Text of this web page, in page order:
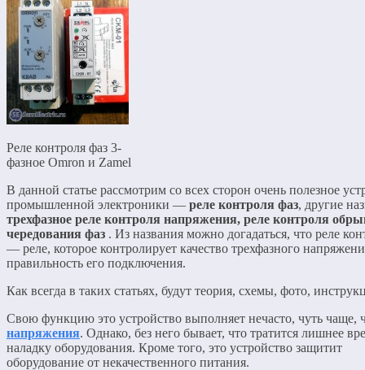
Реле контроля фаз 3-
фазное Omron и Zamel
В данной статье рассмотрим со всех сторон очень полезное
промышленной электроники — реле контроля фаз, другие
трехфазное реле контроля напряжения, реле контроля
чередования фаз . Из названия можно догадаться, что реле
— реле, которое контролирует качество трехфазного
правильность его подключения.
Как всегда в таких статьях, будут теория, схемы, фото,
Свою функцию это устройство выполняет нечасто, чуть чаще,
напряжения. Однако, без него бывает, что тратится лишнее
наладку оборудования. Кроме того, это устройство защитит
оборудование от некачественного питания.